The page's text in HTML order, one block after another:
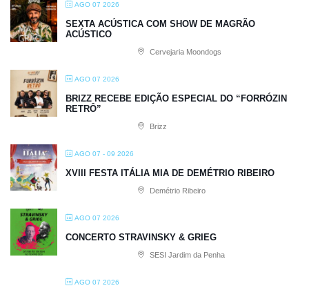
AGO 07 2026
SEXTA ACÚSTICA COM SHOW DE MAGRÃO
ACÚSTICO
Cervejaria Moondogs
AGO 07 2026
BRIZZ RECEBE EDIÇÃO ESPECIAL DO “FORRÓZIN
RETRÔ”
Brizz
AGO 07 - 09 2026
XVIII FESTA ITÁLIA MIA DE DEMÉTRIO RIBEIRO
Demétrio Ribeiro
AGO 07 2026
CONCERTO STRAVINSKY & GRIEG
SESI Jardim da Penha
AGO 07 2026